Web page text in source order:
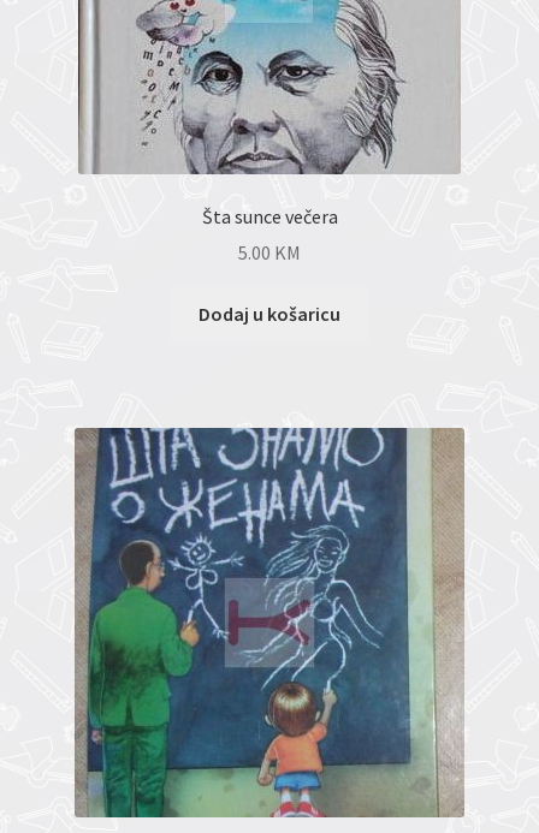
Šta sunce večera
5.00 KM
Dodaj u košaricu